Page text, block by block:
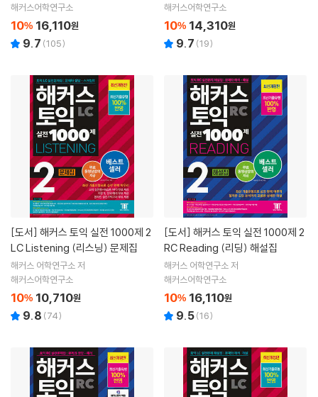
해커스어학연구소
10% 16,110원
9.7 (105)
해커스어학연구소
10% 14,310원
9.7 (19)
[도서]
LC Listening (리스닝) 문제집
해커스 어학연구소 저
해커스어학연구소
10% 10,710원
9.8 (74)
[도서]
RC Reading (리딩) 해설집
해커스 어학연구소 저
해커스어학연구소
10% 16,110원
9.5(16)